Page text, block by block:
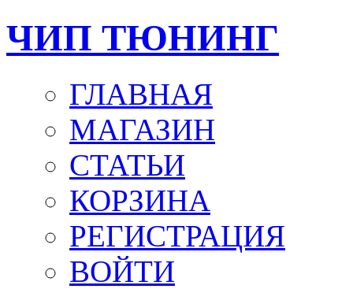
ЧИП ТЮНИНГ
ГЛАВНАЯ
МАГАЗИН
СТАТЬИ
КОРЗИНА
РЕГИСТРАЦИЯ
ВОЙТИ